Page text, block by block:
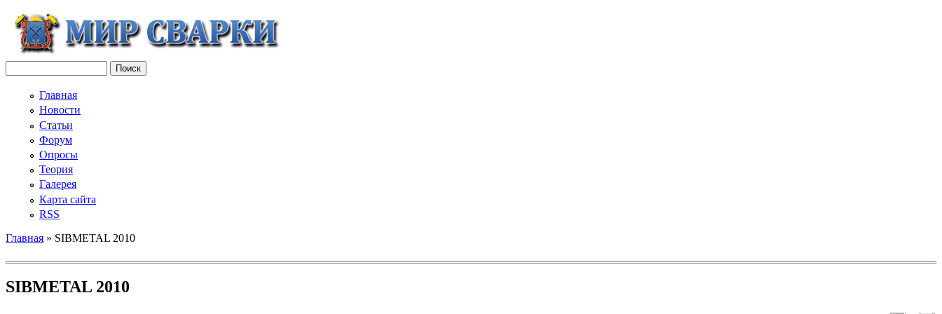
Главная
Новости
Статьи
Форум
Опросы
Теория
Галерея
Карта сайта
RSS
Главная » SIBMETAL 2010
SIBMETAL 2010